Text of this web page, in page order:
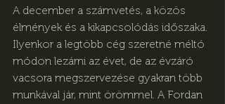
A december a számvetés, a közös
élmények és a kikapcsolódás időszaka.
Ilyenkor a legtöbb cég szeretné méltó
módon lezárni az évet, de az évzáró
vacsora megszervezése gyakran több
munkával jár, mint örömmel. A Fordan